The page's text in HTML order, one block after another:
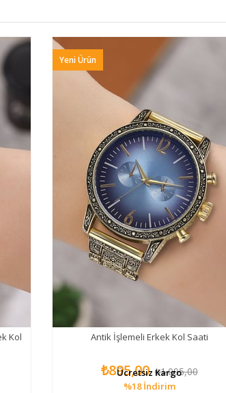
Kol
Antik İşlemeli Erkek Kol Saati
₺895,00 ₺1.095,00
%18 İndirim
Ücretsiz Kargo
Yeni Ürün